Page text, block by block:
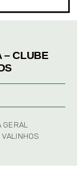
– CLUBE
GERAL